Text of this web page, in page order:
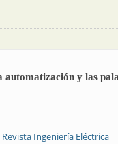
automatización y las
Revista Ingeniería Eléctrica